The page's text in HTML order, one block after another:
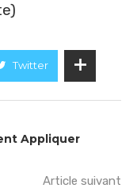
Twitter
Appliquer
Article suivant